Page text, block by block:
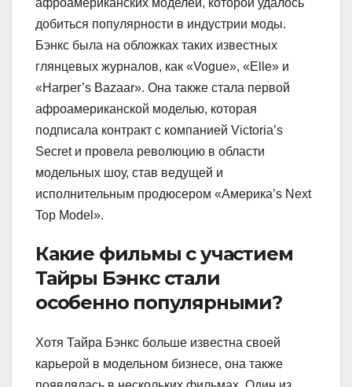
афроамериканских моделей, которой удалось
добиться популярности в индустрии моды.
Бэнкс была на обложках таких известных
глянцевых журналов, как «Vogue», «Elle» и
«Harper’s Bazaar». Она также стала первой
афроамериканской моделью, которая
подписала контракт с компанией Victoria’s
Secret и провела революцию в области
модельных шоу, став ведущей и
исполнительным продюсером «Америка’s Next
Top Model».
Какие фильмы с участием
Тайры Бэнкс стали
особенно популярными?
Хотя Тайра Бэнкс больше известна своей
карьерой в модельном бизнесе, она также